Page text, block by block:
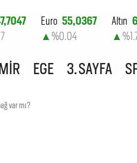
Euro 55,0367
▲ %0.04
Altın
▲
EGE 3. SAYFA
var mı?